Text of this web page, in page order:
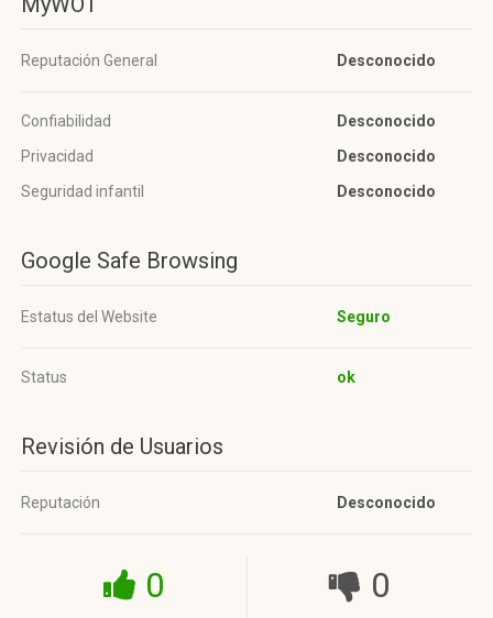
Reputación General Desconocido
Confiabilidad
Desconocido
Privacidad
Desconocido
Seguridad infantil
Desconocido
Google Safe Browsing
Estatus del Website Seguro
Status ok
Revisión de Usuarios
Reputación Desconocido
0 0